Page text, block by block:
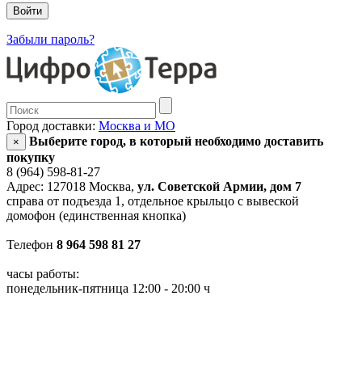
Забыли пароль?
Город доставки: Москва и МО
×
Выберите город, в который необходимо доставить
покупку
8 (964) 598-81-27
Адрес: 127018 Москва, ул. Советской Армии, дом 7
справа от подъезда 1, отдельное крыльцо с вывеской
домофон (единственная кнопка)
Телефон 8 964 598 81 27
часы работы:
понедельник-пятница 12:00 - 20:00 ч